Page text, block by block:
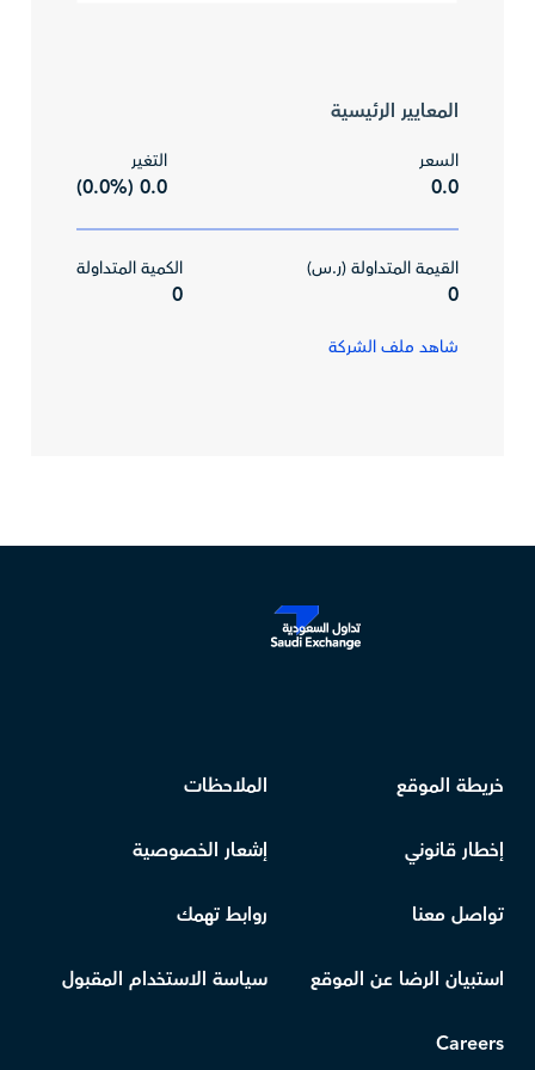
المعايير الرئيسية
السعر
0.0
التغير
0.0 (0.0%)
القيمة المتداولة (ر.س)
0
الكمية المتداولة
0
شاهد ملف الشركة
خريطة الموقع الملاحظات
إخطار قانوني إشعار الخصوصية
تواصل معنا روابط تهمك
استبيان الرضا عن الموقع سياسة الاستخدام المقبول
Careers